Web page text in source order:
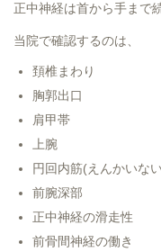
正中神経は首から手まで
当院で確認するのは、
頚椎まわり
胸郭出口
肩甲帯
上腕
円回内筋(えんかいな
前腕深部
正中神経の滑走性
前骨間神経の働き